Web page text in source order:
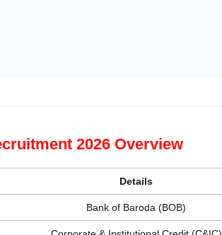
2026 Overview
Details
Bank of Baroda (BOB)